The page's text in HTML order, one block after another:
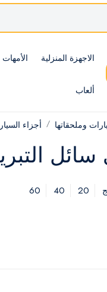
الاجهزة المنزلية
ألعاب
وملحقاتها أجزاء
20
40
60